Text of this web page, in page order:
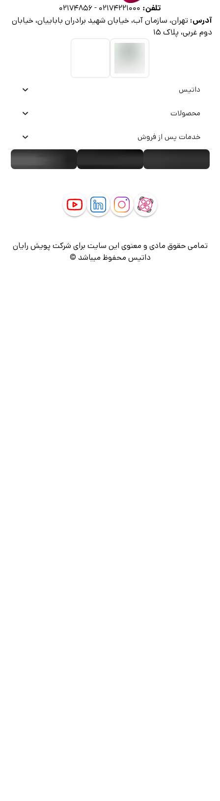
تلفن: 02174221000
-
02174856
آدرس: تهران، سازمان آب، خیابان شهید برادران باباییان، خیابان
دوم غربی، پلاک ۱۵
داتیس
محصولات
خدمات پس از فروش
تمامی حقوق مادی و معنوی این سایت برای شرکت پویش رایان
داتیس محفوظ میباشد ©